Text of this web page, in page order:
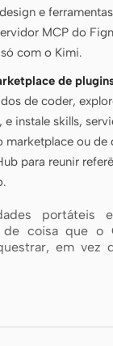
e
MCP do
com o Kimi.
de
de coder,
instale skills,
marketplace ou de
para reunir
portáteis
coisa que o
em vez